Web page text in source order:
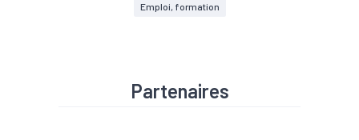
Emploi, formation
Partenaires